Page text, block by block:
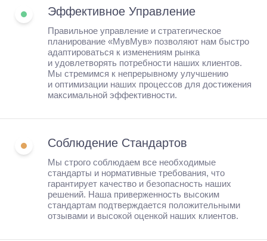
Эффективное Управление
Правильное управление и стратегическое
планирование «МувМув» позволяют нам быстро
адаптироваться к изменениям рынка
и удовлетворять потребности наших клиентов.
Мы стремимся к непрерывному улучшению
и оптимизации наших процессов для достижения
максимальной эффективности.
Соблюдение Стандартов
Мы строго соблюдаем все необходимые
стандарты и нормативные требования, что
гарантирует качество и безопасность наших
решений. Наша приверженность высоким
стандартам подтверждается положительными
отзывами и высокой оценкой наших клиентов.